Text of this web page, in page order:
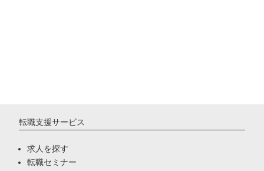
転職支援サービス
求人を探す
転職セミナー